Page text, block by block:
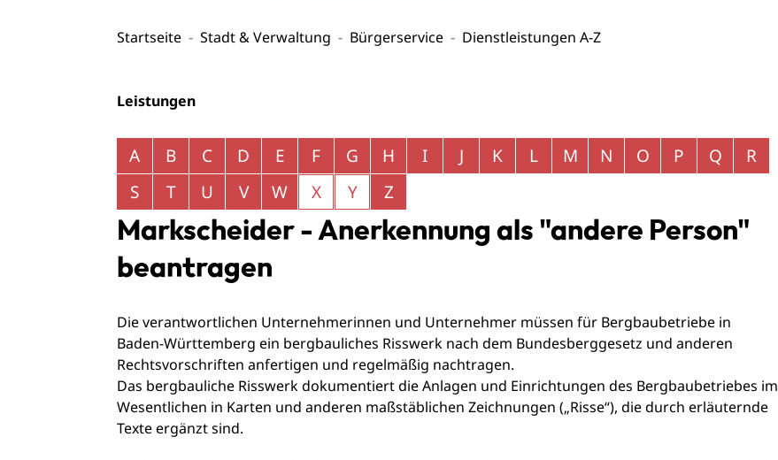
Startseite Stadt & Verwaltung Bürgerservice Dienstleistungen A-Z
Leistungen
Alphabetisches Register überspringen
A B C D E F G H I J K L M N O P Q
R
S
T U V W X Y Z
Markscheider - Anerkennung als "andere Person"
beantragen
Die verantwortlichen Unternehmerinnen und Unternehmer müssen für Bergbaubetriebe in
Baden-Württemberg ein bergbauliches Risswerk nach dem Bundesberggesetz und anderen
Rechtsvorschriften anfertigen und regelmäßig nachtragen.
Das bergbauliche Risswerk dokumentiert die Anlagen und Einrichtungen des Bergbaubetriebes im
Wesentlichen in Karten und anderen maßstäblichen Zeichnungen („Risse“), die durch erläuternde
Texte ergänzt sind.